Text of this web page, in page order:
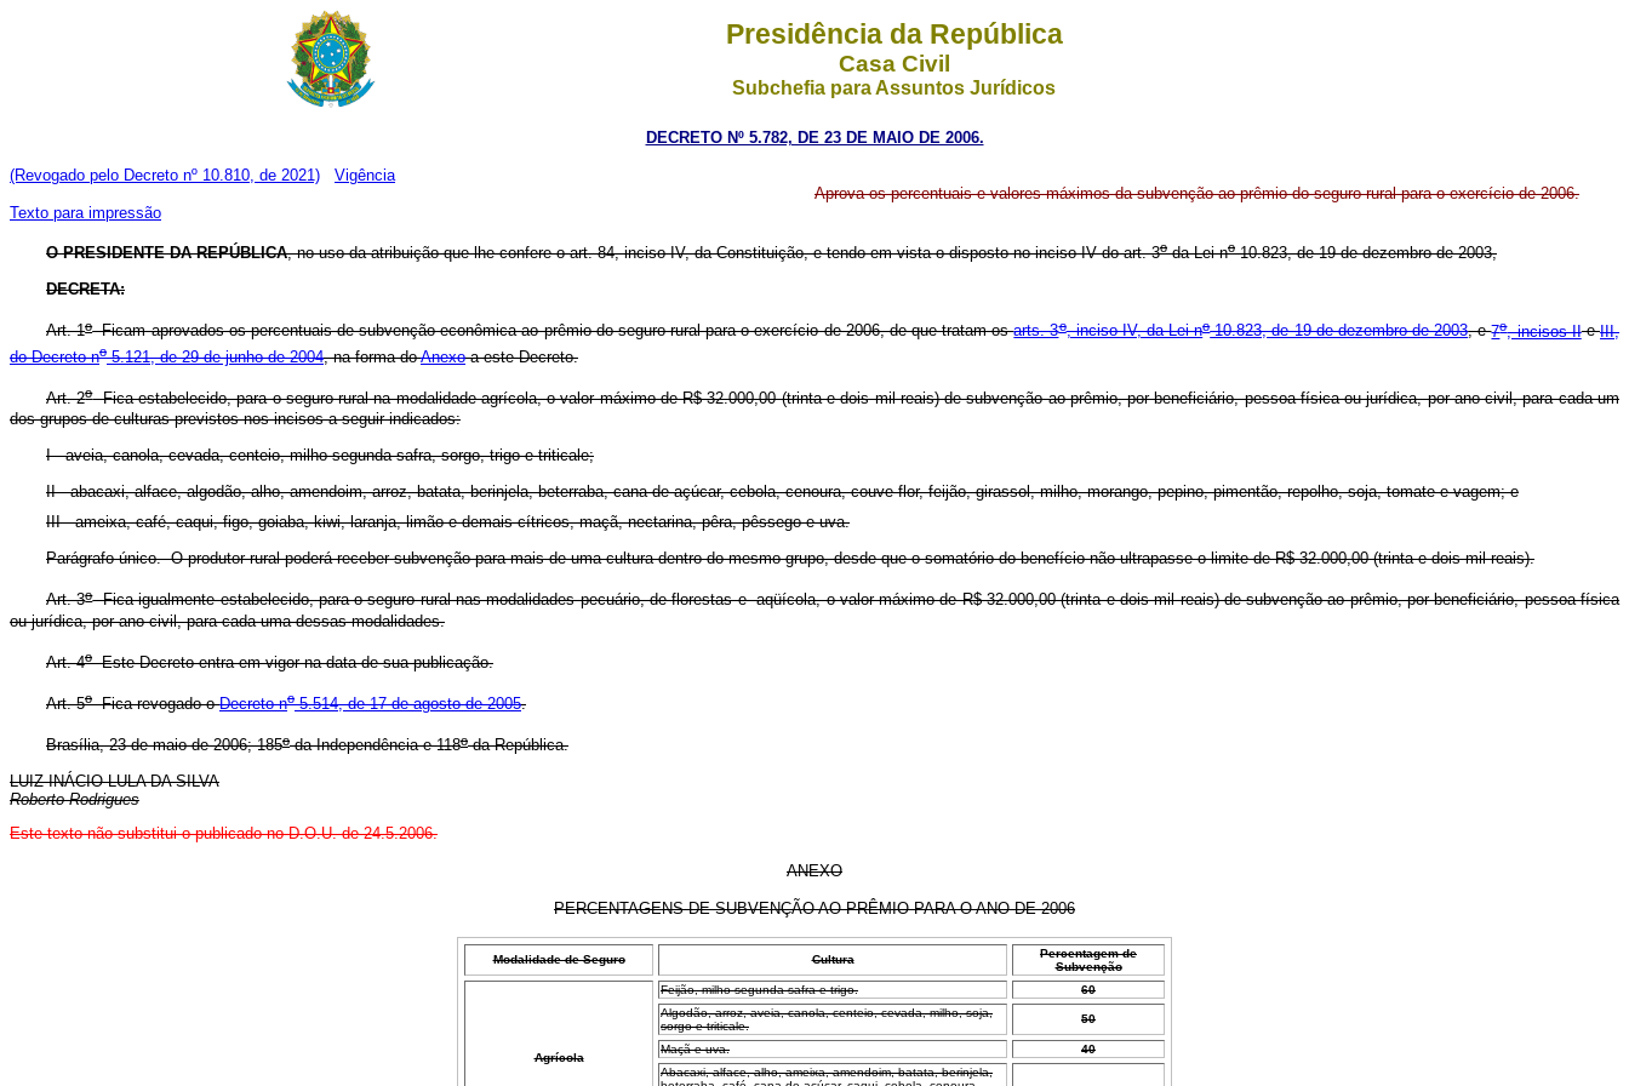
Presidência da República
Casa Civil
Subchefia para Assuntos Jurídicos
DECRETO Nº 5.782, DE 23 DE MAIO DE 2006.
(Revogado pelo Decreto nº 10.810, de 2021) Vigência
Texto para impressão
Aprova os percentuais e valores máximos da subvenção ao prêmio do seguro rural para o exercício de 2006.
O PRESIDENTE DA REPÚBLICA, no uso da atribuição que lhe confere o art. 84, inciso IV, da Constituição, e tendo em vista o disposto no inciso IV do art. 3oda Lei no10.823, de 19 de dezembro de 2003,
DECRETA:
Art. 1oFicam aprovados os percentuais de subvenção econômica ao prêmio do seguro rural para o exercício de 2006, de que tratam osarts. 3o, inciso IV, da Lei no10.823, de 19 de dezembro de 2003, e7o, incisos IIeIII,
do Decreto no5.121, de 29 de junho de 2004, na forma doAnexoa este Decreto.
Art. 2oFica estabelecido, para o seguro rural na modalidade agrícola, o valor máximo de R$ 32.000,00 (trinta e dois mil reais) de subvenção ao prêmio, por beneficiário, pessoa física ou jurídica, por ano civil, para cada um
dos grupos de culturas previstos nos incisos a seguir indicados:
I - aveia, canola, cevada, centeio, milho segunda safra, sorgo, trigo e triticale;
II - abacaxi, alface, algodão, alho, amendoim, arroz, batata, berinjela, beterraba, cana-de-açúcar, cebola, cenoura, couve-flor, feijão, girassol, milho, morango, pepino, pimentão, repolho, soja, tomate e vagem; e
III - ameixa, café, caqui, figo, goiaba, kiwi, laranja, limão e demais cítricos, maçã, nectarina, pêra, pêssego e uva.
Parágrafo único. O produtor rural poderá receber subvenção para mais de uma cultura dentro do mesmo grupo, desde que o somatório do benefício não ultrapasse o limite de R$ 32.000,00 (trinta e dois mil reais).
Art. 3oFica igualmente estabelecido, para o seguro rural nas modalidades pecuário, de florestas e aqüícola, o valor máximo de R$ 32.000,00 (trinta e dois mil reais) de subvenção ao prêmio, por beneficiário, pessoa física
ou jurídica, por ano civil, para cada uma dessas modalidades.
Art. 4oEste Decreto entra em vigor na data de sua publicação.
Art. 5oFica revogado oDecreto no5.514, de 17 de agosto de 2005.
Brasília, 23 de maio de 2006; 185oda Independência e 118oda República.
LUIZ INÁCIO LULA DA SILVA
Roberto Rodrigues
Este texto não substitui o publicado no D.O.U. de 24.5.2006.
ANEXO
PERCENTAGENS DE SUBVENÇÃO AO PRÊMIO PARA O ANO DE 2006
Modalidade de Seguro Cultura
Percentagem de
Subvenção
Agrícola
Feijão, milho segunda safra e trigo.
60
Algodão, arroz, aveia, canola, centeio, cevada, milho, soja,
sorgo e triticale.
50
Maçã e uva.
40
Abacaxi, alface, alho, ameixa, amendoim, batata, berinjela,